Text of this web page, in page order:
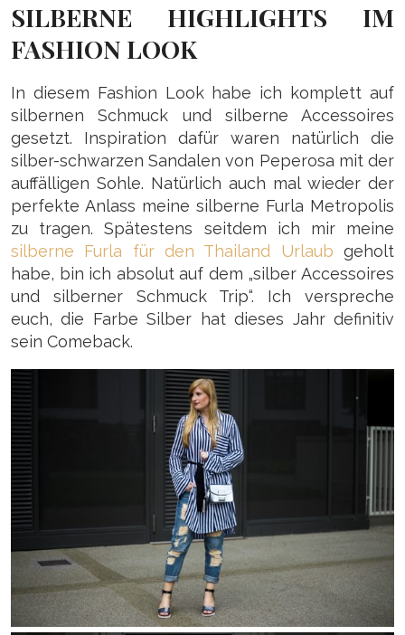
SILBERNE HIGHLIGHTS IM
FASHION LOOK
In diesem Fashion Look habe ich komplett auf
silbernen Schmuck und silberne Accessoires
gesetzt. Inspiration dafür waren natürlich die
silber-schwarzen Sandalen von Peperosa mit der
auffälligen Sohle. Natürlich auch mal wieder der
perfekte Anlass meine silberne Furla Metropolis
zu tragen. Spätestens seitdem ich mir meine
silberne Furla für den Thailand Urlaub geholt
habe, bin ich absolut auf dem „silber Accessoires
und silberner Schmuck Trip“. Ich verspreche
euch, die Farbe Silber hat dieses Jahr definitiv
sein Comeback.